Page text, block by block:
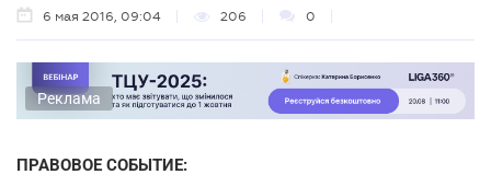
6 мая 2016, 09:04 206 0
Реклама
ПРАВОВОЕ СОБЫТИЕ: